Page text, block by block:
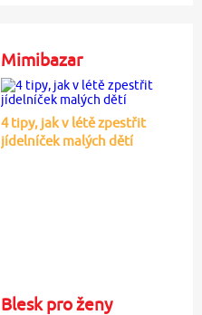
Mimibazar
4 tipy, jak v létě zpestřit
jídelníček malých dětí
Blesk pro ženy